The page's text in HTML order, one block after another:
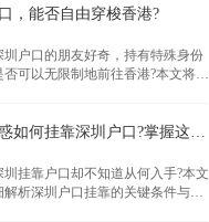
是创业者，总有一条通道助你扎
，是高效落户的关键。
，能否自由穿梭香港?
圳户口的朋友好奇，持有特殊身份
否可以无限制地前往香港?本文将揭
还在困惑如何挂靠深圳户口?掌握这些要点轻松...
圳挂靠户口却不知道从何入手?本文
解析深圳户口挂靠的关键条件与所